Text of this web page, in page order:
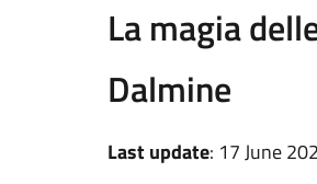
La magia
Dalmine
Last update: 17 June